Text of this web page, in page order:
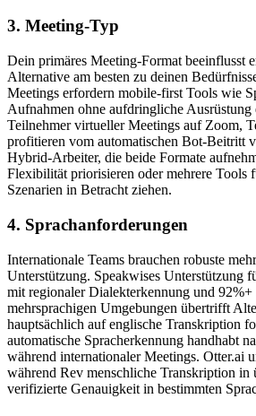
3. Meeting-Typ
Dein primäres Meeting-Format beeinflusst
Alternative am besten zu deinen
Meetings erfordern mobile-first Tools wie
Aufnahmen ohne aufdringliche Ausrüstung
Teilnehmer virtueller Meetings auf Zoom,
profitieren vom automatischen Bot-Beitritt
Hybrid-Arbeiter, die beide Formate
Flexibilität priorisieren oder mehrere Tools
Szenarien in Betracht ziehen.
4. Sprachanforderungen
Internationale Teams brauchen robuste
Unterstützung. Speakwises Unterstützung
mit regionaler Dialekterkennung und
mehrsprachigen Umgebungen übertrifft
hauptsächlich auf englische Transkription
automatische Spracherkennung handhabt
während internationaler Meetings. Otter.ai
während Rev menschliche Transkription in
verifizierte Genauigkeit in bestimmten